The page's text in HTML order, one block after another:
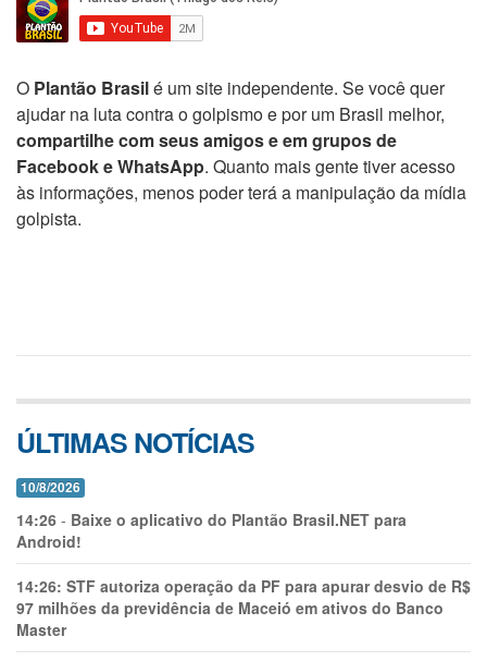
O Plantão Brasilé um site independente. Se você quer
ajudar na luta contra o golpismo e por um Brasil melhor,
compartilhe com seus amigos e em grupos de
Facebook e WhatsApp. Quanto mais gente tiver acesso
às informações, menos poder terá a manipulação da mídia
golpista.
ÚLTIMAS NOTÍCIAS
10/8/2026
14:26 - Baixe o aplicativo do Plantão Brasil.NET para
Android!
14:26: STF autoriza operação da PF para apurar desvio de R$
97 milhões da previdência de Maceió em ativos do Banco
Master